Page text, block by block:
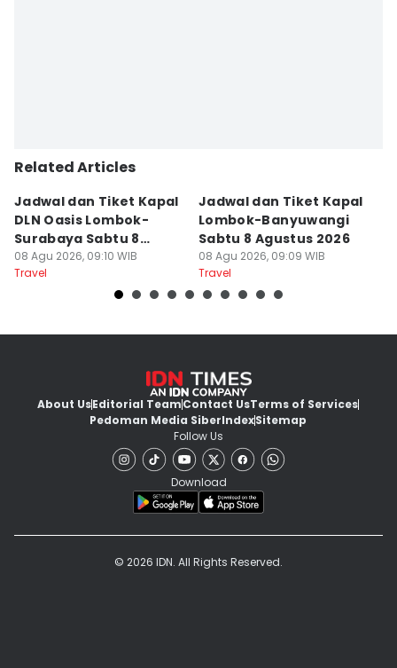
Related Articles
Jadwal dan Tiket Kapal
DLN Oasis Lombok-
Surabaya Sabtu 8
Agustus 2026
08 Agu 2026, 09:10 WIB
Travel
Jadwal dan Tiket Kapal
Lombok-Banyuwangi
Sabtu 8 Agustus 2026
08 Agu 2026, 09:09 WIB
Travel
About UsEditorial TeamContact UsTerms of Services
Pedoman Media SiberIndexSitemap
Follow Us
Download
© 2026 IDN. All Rights Reserved.